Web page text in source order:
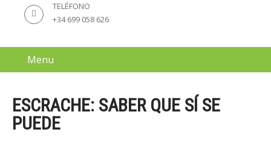
TELÉFONO
+34 699 058 626
Menu
ESCRACHE: SABER QUE SÍ SE
PUEDE